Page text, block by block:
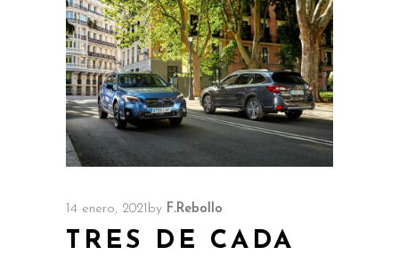
14 enero, 2021 by F.Rebollo
TRES DE CADA